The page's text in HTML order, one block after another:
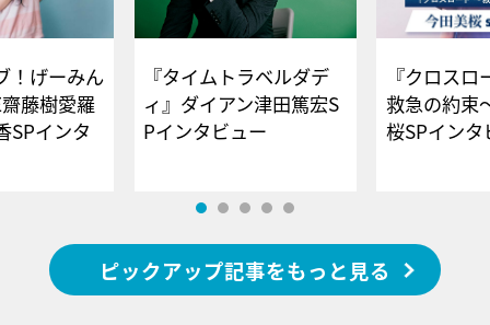
！げーみん
藤樹愛羅
SPインタ
『タイムトラベルダデ
ィ』ダイアン津田篤宏S
Pインタビュー
『クロス
救急の約束
桜SPイ
ピックアップ記事をもっと見る